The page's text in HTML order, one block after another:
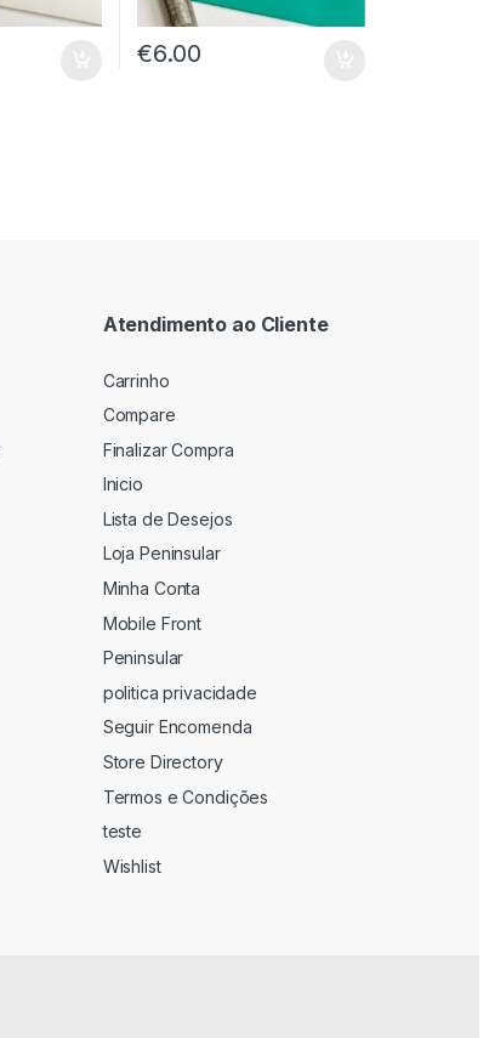
€6.00
Atendimento ao Cliente
Carrinho
Compare
Finalizar Compra
Inicio
Lista de Desejos
Loja Peninsular
Minha Conta
Mobile Front
Peninsular
politica privacidade
Seguir Encomenda
Store Directory
Termos e Condições
teste
Wishlist